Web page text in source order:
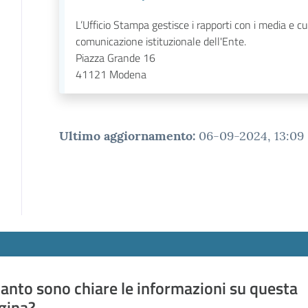
L’Ufficio Stampa gestisce i rapporti con i media e
comunicazione istituzionale dell'Ente.
Piazza Grande 16
41121 Modena
Ultimo aggiornamento: 06-09-2024, 13:09
sono chiare le informazioni su questa